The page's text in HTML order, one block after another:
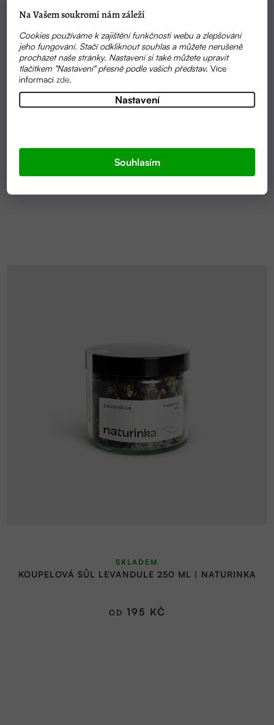
Na Vašem soukromí nám záleží
Cookies používáme k zajištění funkčnosti webu a zlepšování
jeho fungování. Stačí odkliknout souhlas a můžete nerušeně
procházet naše stránky. Nastavení si také můžete upravit
tlačítkem "Nastavení" přesně podle vašich představ.Více
informacízde.
Nastavení
Souhlasím
169 KČ
KOUPELOVÁ SŮL LEVANDULE 250 ML | NATURINKA
SKLADEM
OD 195 KČ